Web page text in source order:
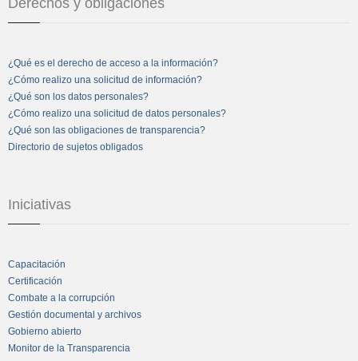
¿Qué es el derecho de acceso a la información?
¿Cómo realizo una solicitud de información?
¿Qué son los datos personales?
¿Cómo realizo una solicitud de datos personales?
¿Qué son las obligaciones de transparencia?
Directorio de sujetos obligados
Iniciativas
Capacitación
Certificación
Combate a la corrupción
Gestión documental y archivos
Gobierno abierto
Monitor de la Transparencia